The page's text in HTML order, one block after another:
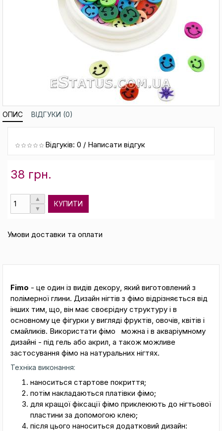
ОПИС ВІДГУКИ (0)
Відгуків: 0 / Написати відгук
38 грн.
КУПИТИ
Умови доставки та оплати
Fimo - це один із видів декору, який виготовлений з
полімерної глини. Дизайн нігтів з фімо відрізняється від
інших тим, що, він має своєрідну структуру і в
основному це фігурки у вигляді фруктів, овочів, квітів і
смайликів. Використати фімо
можна і в акваріумному
дизайні - під гель або акрил, а також можливе
застосування фімо на натуральних нігтях.
Техніка виконання:
наноситься стартове покриття;
потім накладаються платівки фімо;
для кращої фіксації фімо приклеюють до нігтьової
пластини за допомогою клею;
після цього наноситься додатковий дизайн: